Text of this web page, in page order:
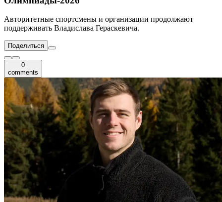
Авторитетные спортсмены и организации продолжают
поддерживать Владислава Гераскевича.
Поделиться
0
comments